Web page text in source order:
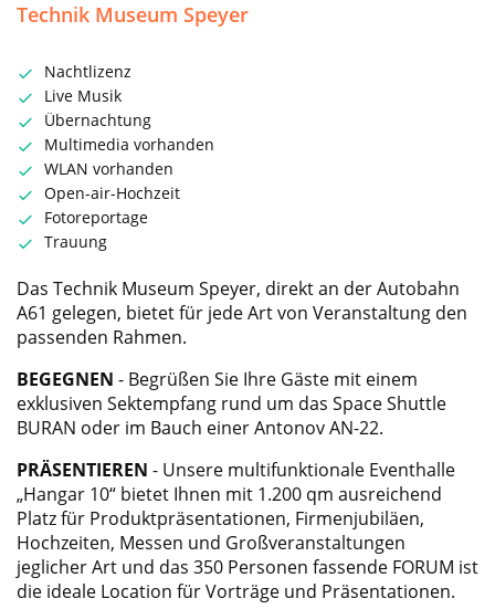
Technik Museum Speyer
Nachtlizenz
Live Musik
Übernachtung
Multimedia vorhanden
WLAN vorhanden
Open-air-Hochzeit
Fotoreportage
Trauung
Das Technik Museum Speyer, direkt an der Autobahn
A61 gelegen, bietet für jede Art von Veranstaltung den
passenden Rahmen.
BEGEGNEN - Begrüßen Sie Ihre Gäste mit einem
exklusiven Sektempfang rund um das Space Shuttle
BURAN oder im Bauch einer Antonov AN-22.
PRÄSENTIEREN - Unsere multifunktionale Eventhalle
„Hangar 10“ bietet Ihnen mit 1.200 qm ausreichend
Platz für Produktpräsentationen, Firmenjubiläen,
Hochzeiten, Messen und Großveranstaltungen
jeglicher Art und das 350 Personen fassende FORUM ist
die ideale Location für Vorträge und Präsentationen.